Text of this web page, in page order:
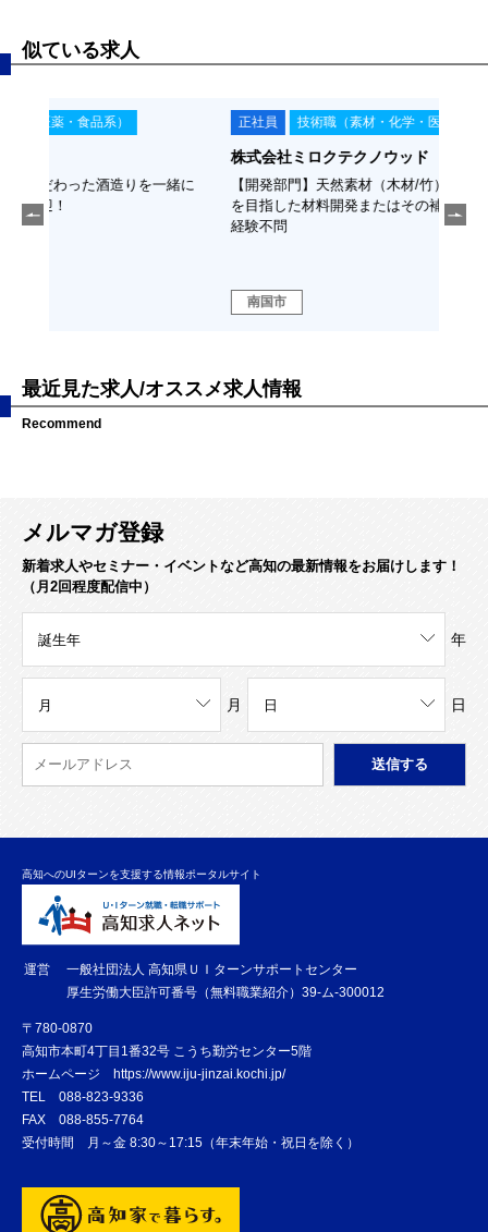
似ている求人
正社員 技術職（素材・化学・医薬・食品系）
株式会社ミロクテクノウッド
【開発部門】天然素材（木材/竹）にさらなる付加価値
を目指した材料開発またはその補助を担当頂きます。※
◆次
124
最近見た求人/オススメ求人情報
Recommend
メルマガ登録
新着求人やセミナー・イベントなど高知の最新情報をお届けします！
（月2回程度配信中）
年
月 日
高知へのUIターンを支援する情報ポータルサイト
運営
一般社団法人 高知県ＵＩターンサポートセンター
厚生労働大臣許可番号（無料職業紹介）39-ム-300012
〒780-0870
高知市本町4丁目1番32号 こうち勤労センター5階
ホームページ https://www.iju-jinzai.kochi.jp/
TEL 088-823-9336
FAX 088-855-7764
受付時間 月～金 8:30～17:15（年末年始・祝日を除く）